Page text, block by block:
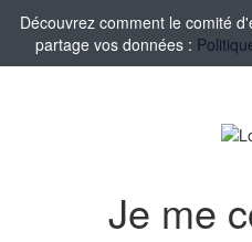
Découvrez comment le comité
partage vos données :
Je me